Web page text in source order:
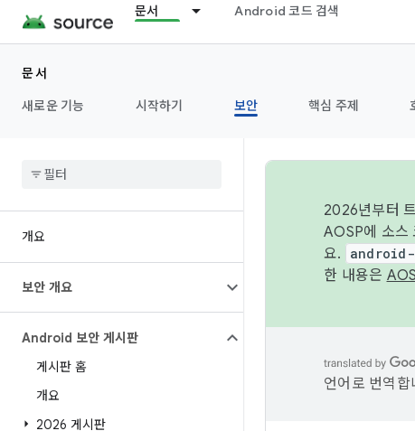
문서 Android 코드 검색
문서
새로운 기능
시작하기 보안 핵심 주제
개요
보안 개요
Android 보안 게시판
게시판 홈
개요
2026 게시판
2026년부터
AOSP에 소스
요.
한 내용은
언어로 번역